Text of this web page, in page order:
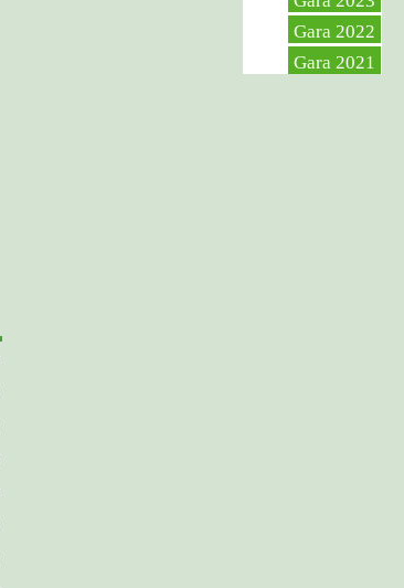
Gara 2022
Gara 2021